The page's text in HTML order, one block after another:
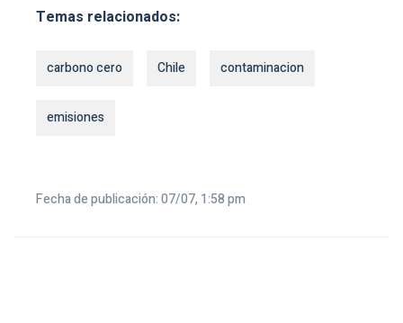
Temas relacionados:
carbono cero Chile contaminacion
emisiones
Fecha de publicación: 07/07, 1:58 pm